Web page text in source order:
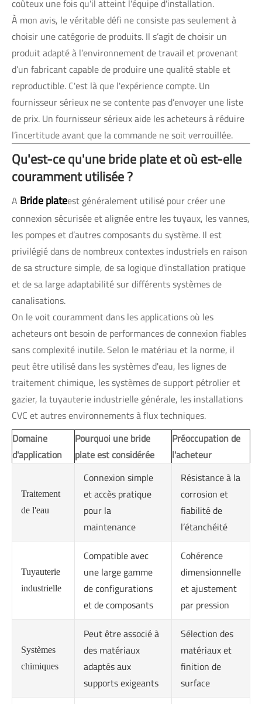
coûteux une fois qu'il atteint l'équipe d'installation.
À mon avis, le véritable défi ne consiste pas seulement à
choisir une catégorie de produits. Il s’agit de choisir un
produit adapté à l’environnement de travail et provenant
d’un fabricant capable de produire une qualité stable et
reproductible. C'est là que l'expérience compte. Un
fournisseur sérieux ne se contente pas d’envoyer une liste
de prix. Un fournisseur sérieux aide les acheteurs à réduire
l’incertitude avant que la commande ne soit verrouillée.
Qu'est-ce qu'une bride plate et où est-elle
couramment utilisée ?
A Bride plateest généralement utilisé pour créer une
connexion sécurisée et alignée entre les tuyaux, les vannes,
les pompes et d’autres composants du système. Il est
privilégié dans de nombreux contextes industriels en raison
de sa structure simple, de sa logique d'installation pratique
et de sa large adaptabilité sur différents systèmes de
canalisations.
On le voit couramment dans les applications où les
acheteurs ont besoin de performances de connexion fiables
sans complexité inutile. Selon le matériau et la norme, il
peut être utilisé dans les systèmes d'eau, les lignes de
traitement chimique, les systèmes de support pétrolier et
gazier, la tuyauterie industrielle générale, les installations
CVC et autres environnements à flux techniques.
Domaine
d'application
Pourquoi une bride
plate est considérée
Préoccupation de
l'acheteur
Traitement
de l'eau
Connexion simple
et accès pratique
pour la
maintenance
Résistance à la
corrosion et
fiabilité de
l’étanchéité
Tuyauterie
industrielle
Compatible avec
une large gamme
de configurations
et de composants
Cohérence
dimensionnelle
et ajustement
par pression
Systèmes
chimiques
Peut être associé à
des matériaux
adaptés aux
supports exigeants
Sélection des
matériaux et
finition de
surface